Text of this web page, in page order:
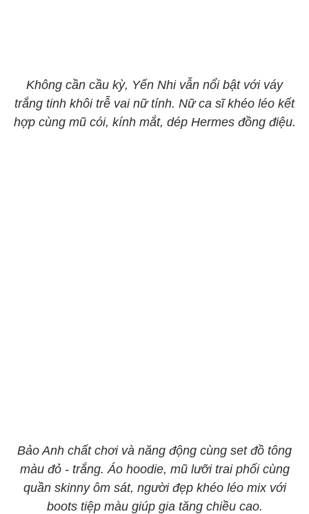
Không cần cầu kỳ, Yến Nhi vẫn nổi bật với váy
trắng tinh khôi trễ vai nữ tính. Nữ ca sĩ khéo léo kết
hợp cùng mũ cói, kính mắt, dép Hermes đồng điệu.
Bảo Anh chất chơi và năng động cùng set đồ tông
màu đỏ - trắng. Áo hoodie, mũ lưỡi trai phối cùng
quần skinny ôm sát, người đẹp khéo léo mix với
boots tiệp màu giúp gia tăng chiều cao.